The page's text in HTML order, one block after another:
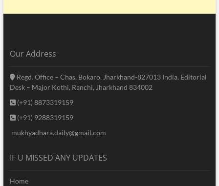
Our Address
Regd. Office – Chas, Bokaro, Jharkhand-827013 India. Editorial
Desk – Major Kothi, Ranchi, Jharkhand 834002
(+91) 8873319159
(+91) 9288319159
mukhyadhara.daily@gmail.com
IF U MISSED ANY UPDATES
Home